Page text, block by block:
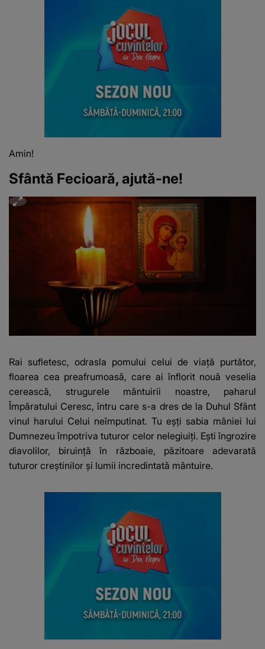
Amin!
Sfântă Fecioară, ajută-ne!
Rai sufle­tesc, odrasla pomului celui de viață purtător,
floarea cea preafrumoa­să, care ai înflorit nouă veselia
ce­reas­că, strugurele mântuirii noastre, paha­rul
Împăratului Ceresc, întru care s-a dres de la Duhul Sfânt
vinul harului Celui neîmputinat. Tu eșți sabia mâniei lui
Dumnezeu îm­­po­triva tu­turor celor nelegiuiți. Ești în­grozire
diavolilor, biruință în războaie, păzi­toare adeva­ra­tă
tuturor creștinilor și lumii incre­din­tată mântuire.